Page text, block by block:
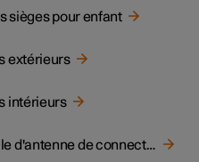
sièges pour enfant
extérieurs
intérieurs
Réceptions par type du module d'antenne de connectivité télématique